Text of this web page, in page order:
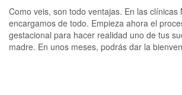
Como veis, son todo ventajas. En las clínicas
encargamos de todo. Empieza ahora el
gestacional para hacer realidad uno de tus
madre. En unos meses, podrás dar la